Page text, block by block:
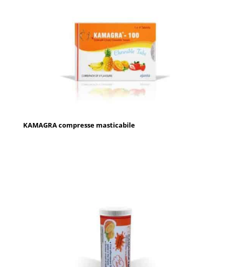
KAMAGRA compresse masticabile